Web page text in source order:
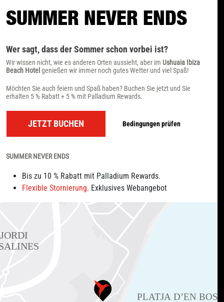
SUMMER NEVER ENDS
Wer sagt, dass der Sommer schon vorbei ist?
Wir wissen nicht, wie es anderen Orten aussieht, aber im Ushuaia Ibiza
Beach Hotel genießen wir immer noch gutes Wetter und viel Spaß!
Möchten Sie auch feiern und Spaß haben? Buchen Sie jetzt und Sie
erhalten 5 % Rabatt + 5 % mit Palladium Rewards.
JETZT BUCHEN Bedingungen prüfen
SUMMER NEVER ENDS
Bis zu 10 % Rabatt mit Palladium Rewards.
Flexible Stornierung. Exklusives Webangebot